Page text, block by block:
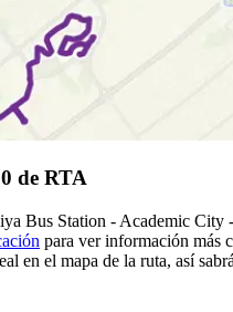
de RTA
Bus Station - Academic City
para ver información más
en el mapa de la ruta, así